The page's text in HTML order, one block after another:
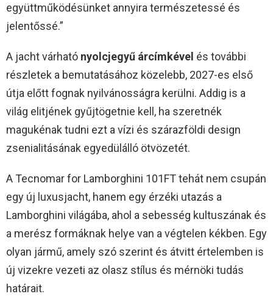
együttműködésünket annyira természetessé és
jelentőssé.”
A jacht várható nyolcjegyű árcímkével és további
részletek a bemutatásához közelebb, 2027-es első
útja előtt fognak nyilvánosságra kerülni. Addig is a
világ elitjének gyűjtögetnie kell, ha szeretnék
magukénak tudni ezt a vízi és szárazföldi design
zsenialitásának egyedülálló ötvözetét.
A Tecnomar for Lamborghini 101FT tehát nem csupán
egy új luxusjacht, hanem egy érzéki utazás a
Lamborghini világába, ahol a sebesség kultuszának és
a merész formáknak helye van a végtelen kékben. Egy
olyan jármű, amely szó szerint és átvitt értelemben is
új vizekre vezeti az olasz stílus és mérnöki tudás
határait.